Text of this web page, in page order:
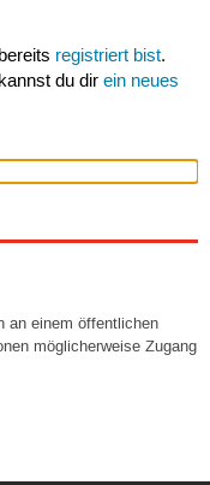
registriert bist.
du dir ein neues
an einem öffentlichen
möglicherweise Zugang